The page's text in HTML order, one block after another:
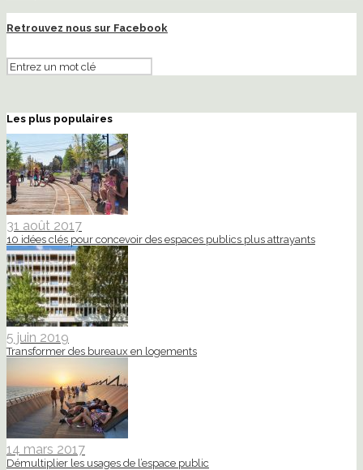
Retrouvez nous sur Facebook
Les plus populaires
31 août 2017
10 idées clés pour concevoir des espaces publics plus attrayants
5 juin 2019
Transformer des bureaux en logements
14 mars 2017
Démultiplier les usages de l’espace public